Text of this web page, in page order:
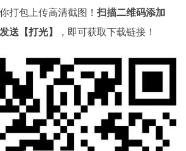
打包上传高清截图！ 扫描二维码添加
送【打光】
，即可获取下载链接！